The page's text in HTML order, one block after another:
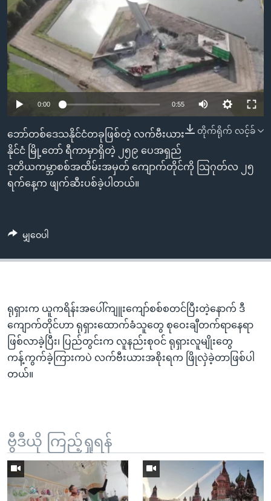
ရန်
ရှာဖွေ
ရန်
နေရာ
သို့
ကျော်
ဘာသာစကားများ
0:00 0:55
တိုက်ရိုက် လင့်ခ်
ဘော်တစ်ဒေသနိုင်ငံတခုဖြစ်တဲ့ လက်ဗီးယား
နိုင်ငံ မြို့တော် ရီကာမှာရှိတဲ့ ၂၅၉ ပေအရှည်
ဒုတိယကမ္ဘာစစ်အထိမ်းအမှတ် ကျောက်တိုင်ကို သြဂုတ်လ ၂၅
ရက်နေ့က ဖျက်ဆီးပစ်ခဲ့ပါတယ်။
မျှဝေပါ
ရုရှားက ယူကရိန်းအပေါ်ကျူးကျော်စစ်စတင်ပြီးတဲ့နောက် ဒီ
ကျောက်တိုင်ဟာ ရုရှားထောက်ခံသူတွေ စုဝေးချီတက်ရာနေရာ
ဖြစ်လာခဲ့ပြီး၊ ပြည်တွင်းက လူနည်းစုဝင် ရုရှားလူမျိုးတွေ
ကန့်ကွက်ခဲ့ကြားကပဲ လက်ဗီးယားအစိုးရက ဖြိုလှဲခဲ့တာဖြစ်ပါ
တယ်။
ဗွီဒီယို ကြည့်ရှုရန်